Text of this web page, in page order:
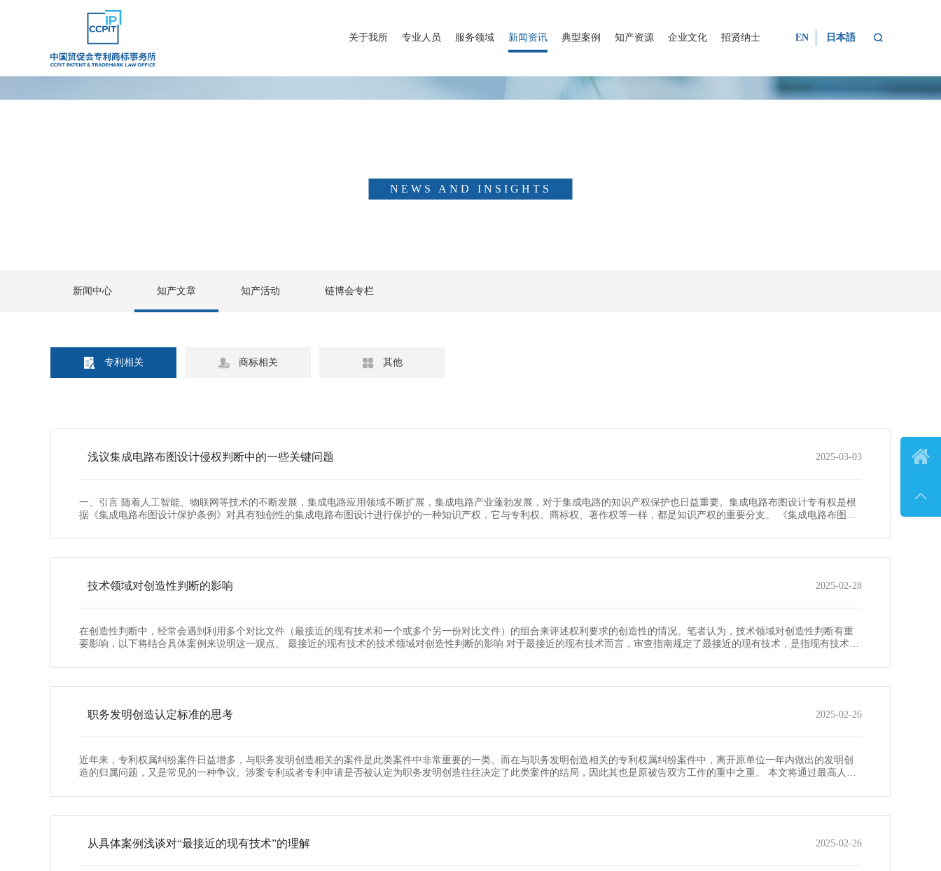
关于我所 专业人员 服务领域 新闻资讯 典型案例 知产资源 企业文化 招贤纳士 EN 日本語 
NEWS AND INSIGHTS
新闻中心 知产文章 知产活动 链博会专栏
 专利相关  商标相关  其他
浅议集成电路布图设计侵权判断中的一些关键问题 2025-03-03
一、引言 随着人工智能、物联网等技术的不断发展，集成电路应用领域不断扩展，集成电路产业蓬勃发展，对于集成电路的知识产权保护也日益重要。集成电路布图设计专有权是根
据《集成电路布图设计保护条例》对具有独创性的集成电路布图设计进行保护的一种知识产权，它与专利权、商标权、著作权等一样，都是知识产权的重要分支。 《集成电路布图设
技术领域对创造性判断的影响 2025-02-28
在创造性判断中，经常会遇到利用多个对比文件（最接近的现有技术和一个或多个另一份对比文件）的组合来评述权利要求的创造性的情况。笔者认为，技术领域对创造性判断有重
要影响，以下将结合具体案例来说明这一观点。 最接近的现有技术的技术领域对创造性判断的影响 对于最接近的现有技术而言，审查指南规定了最接近的现有技术，是指现有技术中
职务发明创造认定标准的思考 2025-02-26
近年来，专利权属纠纷案件日益增多，与职务发明创造相关的案件是此类案件中非常重要的一类。而在与职务发明创造相关的专利权属纠纷案件中，离开原单位一年内做出的发明创
造的归属问题，又是常见的一种争议。涉案专利或者专利申请是否被认定为职务发明创造往往决定了此类案件的结局，因此其也是原被告双方工作的重中之重。 本文将通过最高人民
从具体案例浅谈对“最接近的现有技术”的理解 2025-02-26

